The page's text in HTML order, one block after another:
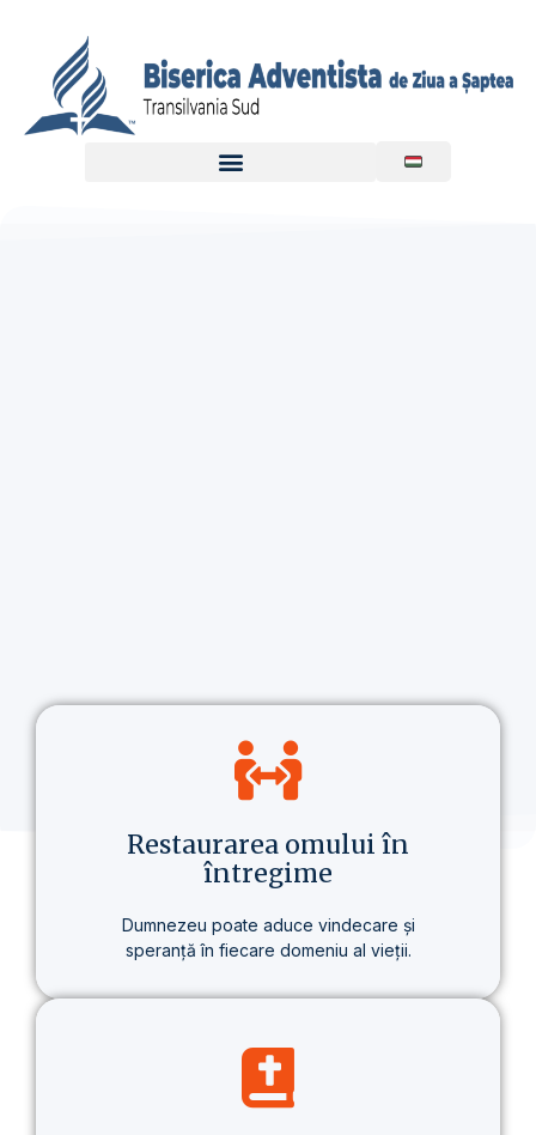
Restaurarea omului în
întregime
Dumnezeu poate aduce vindecare și
speranță în fiecare domeniu al vieții.
Nu vorbim doar despre credință, ci
despre un stil de viață care aduce o
schimbare reală – în sănătate, în gândire